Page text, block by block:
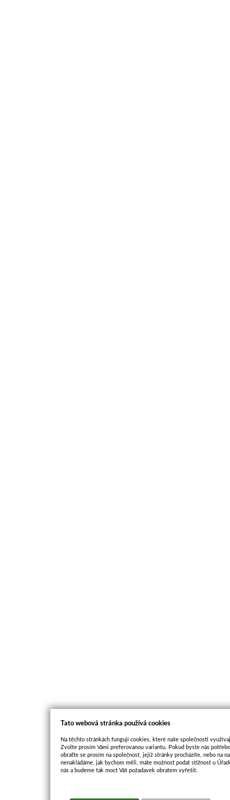
Tato webová stránka používá cookies
Na těchto stránkách fungují cookies, které naše společnosti
Zvolte prosím Vámi preferovanou variantu. Pokud byste nás
obraťte se prosím na společnost, jejíž stránky procházíte, nebo na
nenakládáme, jak bychom měli, máte možnost podat stížnost u
nás a budeme tak moct Váš požadavek obratem vyřešit.